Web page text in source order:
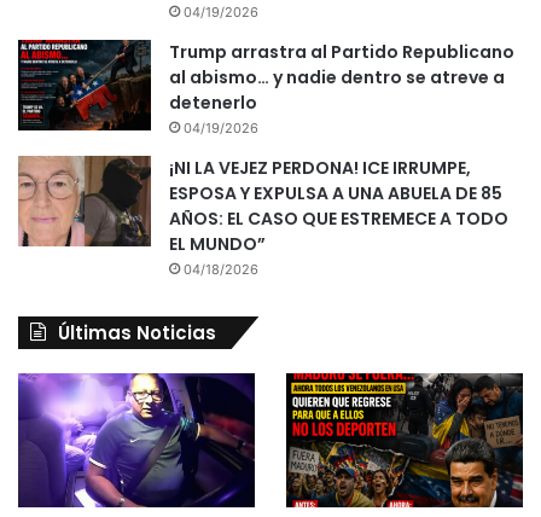
04/19/2026
Trump arrastra al Partido Republicano
al abismo… y nadie dentro se atreve a
detenerlo
04/19/2026
¡NI LA VEJEZ PERDONA! ICE IRRUMPE,
ESPOSA Y EXPULSA A UNA ABUELA DE 85
AÑOS: EL CASO QUE ESTREMECE A TODO
EL MUNDO”
04/18/2026
Últimas Noticias